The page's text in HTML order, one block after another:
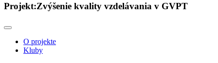
Projekt:Zvýšenie kvality vzdelávania v GVPT
O projekte
Kluby